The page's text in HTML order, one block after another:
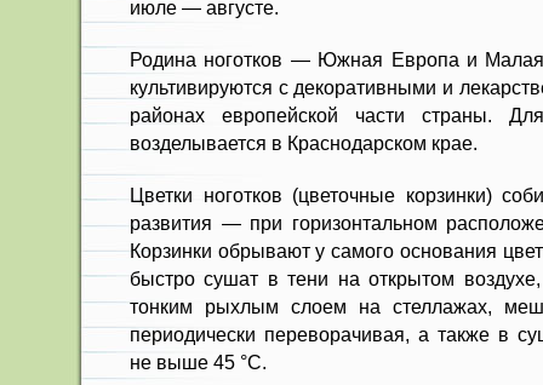
июле — августе.
Родина ноготков — Южная Евро­па и
культивируются с декоративными и
рай­онах европейской части страны.
возделывается в Краснодарском крае.
Цветки ноготков (цветочные кор­зинки)
развития — при горизонтальном
Кор­зинки обрывают у самого основания
быстро сушат в тени на открытом
тонким рыхлым слоем на стеллажах,
периодически перевора­чивая, а также в
не выше 45 °С.